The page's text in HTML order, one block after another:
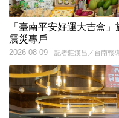
「臺南平安好運大吉盒
震災專戶
記者莊漢昌／台南報
2026-08-09